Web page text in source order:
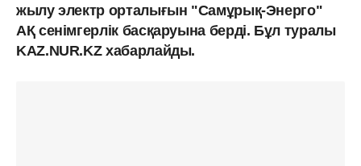
жылу электр орталығын "Самұрық-Энерго"
АҚ сенімгерлік басқаруына берді. Бұл туралы
KAZ.NUR.KZ хабарлайды.